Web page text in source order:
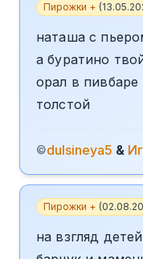
Пирожки + (
наташа с
а буратино
орал в пивбаре
толстой
©dulsineya5 &
Пирожки + (
на взгляд